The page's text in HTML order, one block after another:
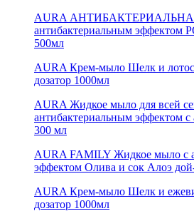
AURA
антибактериальным
500мл
AURA Крем-мыло Шелк и
дозатор 1000мл
AURA Жидкое мыло для всей
антибактериальным эффектом с
300 мл
AURA FAMILY Жидкое мыло с
эффектом Олива и сок Алоэ
AURA Крем-мыло Шелк и
дозатор 1000мл